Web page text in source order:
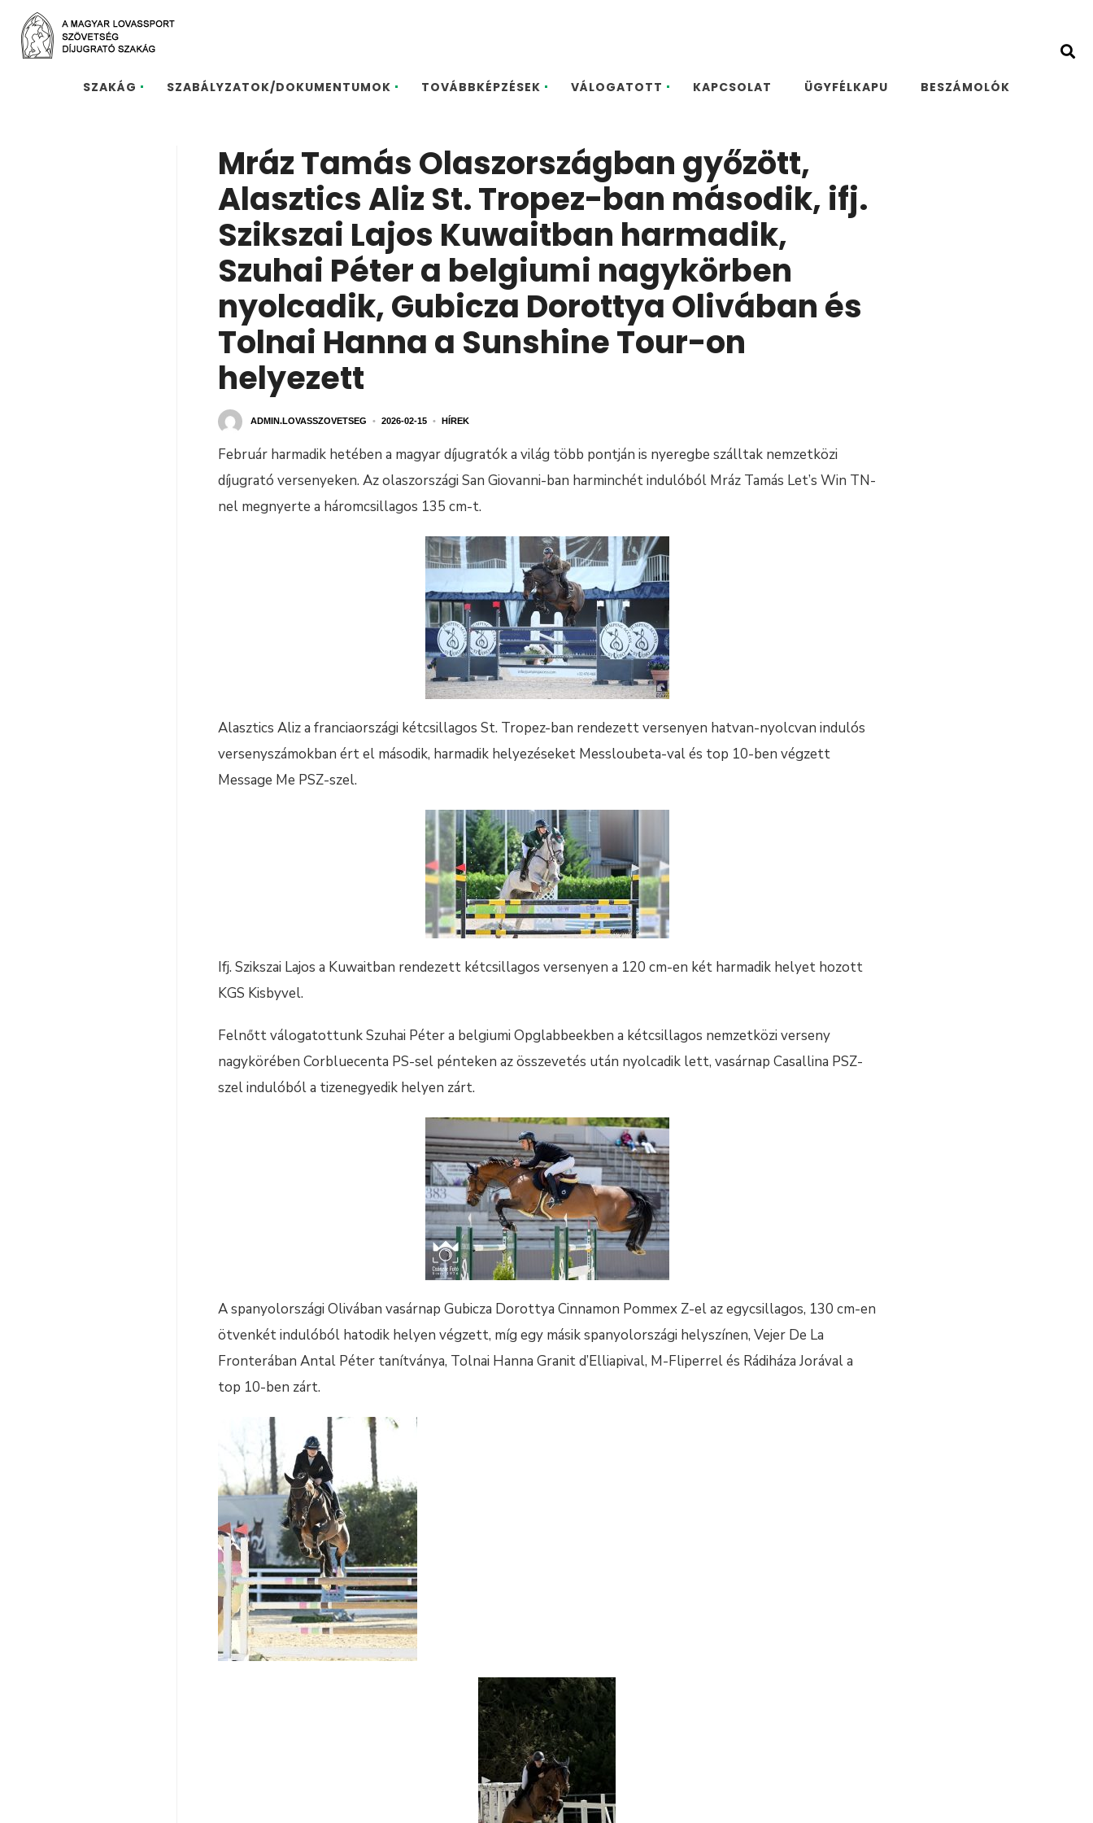
SZAKÁG SZABÁLYZATOK/DOKUMENTUMOK TOVÁBBKÉPZÉSEK VÁLOGATOTT KAPCSOLAT ÜGYFÉLKAPU BESZÁMOLÓK
Mráz Tamás Olaszországban győzött,
Alasztics Aliz St. Tropez-ban második, ifj.
Szikszai Lajos Kuwaitban harmadik,
Szuhai Péter a belgiumi nagykörben
nyolcadik, Gubicza Dorottya Olivában és
Tolnai Hanna a Sunshine Tour-on
helyezett
ADMIN.LOVASSZOVETSEG • 2026-02-15 • HÍREK
Február harmadik hetében a magyar díjugratók a világ több pontján is nyeregbe szálltak nemzetközi
díjugrató versenyeken. Az olaszországi San Giovanni-ban harminchét indulóból Mráz Tamás Let’s Win TN-
nel megnyerte a háromcsillagos 135 cm-t.
Alasztics Aliz a franciaországi kétcsillagos St. Tropez-ban rendezett versenyen hatvan-nyolcvan indulós
versenyszámokban ért el második, harmadik helyezéseket Messloubeta-val és top 10-ben végzett
Message Me PSZ-szel.
Ifj. Szikszai Lajos a Kuwaitban rendezett kétcsillagos versenyen a 120 cm-en két harmadik helyet hozott
KGS Kisbyvel.
Felnőtt válogatottunk Szuhai Péter a belgiumi Opglabbeekben a kétcsillagos nemzetközi verseny
nagykörében Corbluecenta PS-sel pénteken az összevetés után nyolcadik lett, vasárnap Casallina PSZ-
szel indulóból a tizenegyedik helyen zárt.
A spanyolországi Olivában vasárnap Gubicza Dorottya Cinnamon Pommex Z-el az egycsillagos, 130 cm-en
ötvenkét indulóból hatodik helyen végzett, míg egy másik spanyolországi helyszínen, Vejer De La
Fronterában Antal Péter tanítványa, Tolnai Hanna Granit d’Elliapival, M-Fliperrel és Rádiháza Jorával a
top 10-ben zárt.